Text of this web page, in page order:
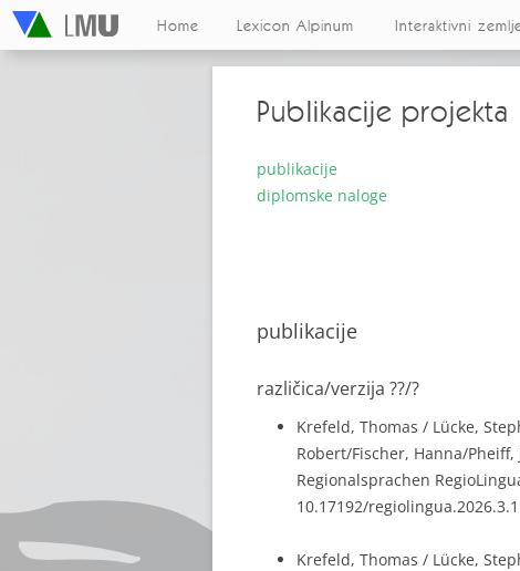
Home Lexicon Alpinum Interaktivni
Publikacije projekta
publikacije
diplomske naloge
publikacije
različica/verzija ??/?
Krefeld, Thomas / Lücke,
Robert/Fischer, Hanna/
Regionalsprachen
10.17192/
Krefeld, Thomas / Lücke,